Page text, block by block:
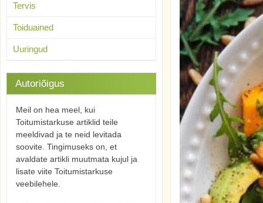
Tervis
Toiduained
Uuringud
Autoriõigus
Meil on hea meel, kui
Toitumistarkuse artiklid teile
meeldivad ja te neid levitada
soovite. Tingimuseks on, et
avaldate artikli muutmata kujul ja
lisate viite Toitumistarkuse
veebilehele.